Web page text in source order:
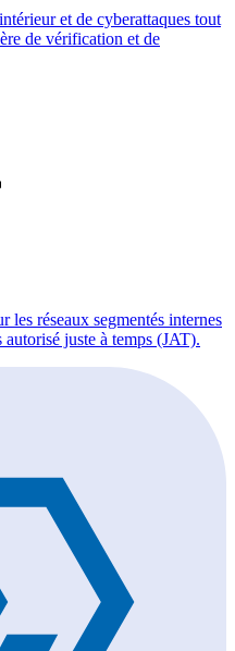
et de cyberattaques tout
de vérification et de
les réseaux segmentés internes
juste à temps (JAT).